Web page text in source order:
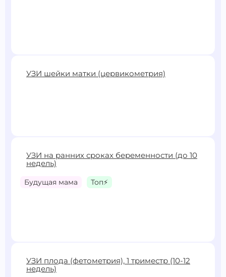
1400 ₽
УЗИ шейки матки (цервикометрия)
1500 ₽
Записаться
УЗИ на ранних сроках беременности (до 10
недель)
Будущая мама Топ⚡
2400 ₽
Записаться
УЗИ плода (фетометрия), 1 триместр (10-12
недель)